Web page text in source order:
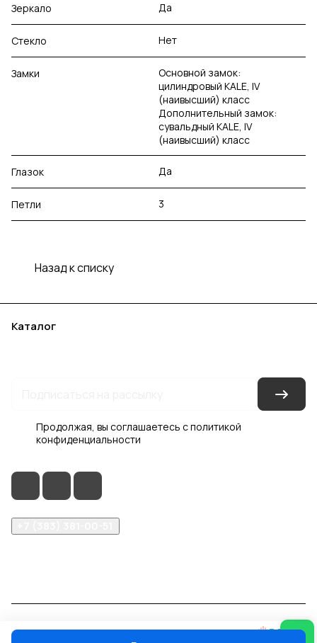
Зеркало Да
Стекло Нет
Замки
Основной замок:
цилиндровый KALE, IV
(наивысший) класс
Дополнительный замок:
сувальдный KALE, IV
(наивысший) класс
Глазок Да
Петли 3
Назад к списку
Каталог
Продолжая, вы соглашаетесь сполитикой
конфиденциальности
© 2026 Интер-Двери